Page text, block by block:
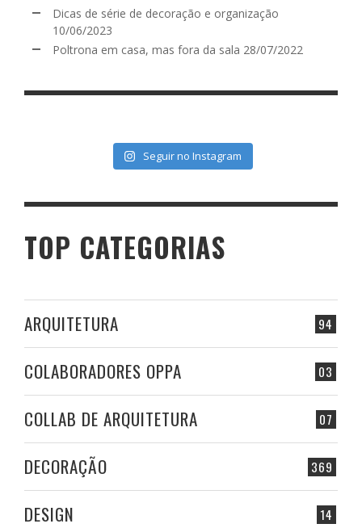
Dicas de série de decoração e organização
10/06/2023
Poltrona em casa, mas fora da sala 28/07/2022
Seguir no Instagram
TOP CATEGORIAS
94
ARQUITETURA
03
COLABORADORES OPPA
07
COLLAB DE ARQUITETURA
369
DECORAÇÃO
14
DESIGN